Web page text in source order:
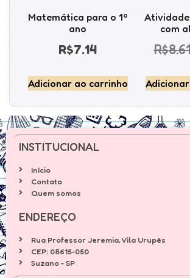
Matemática para o 1º
ano
R$7.14
Adicionar ao carrinho
com
R$
INSTITUCIONAL
Início
Contato
Quem somos
ENDEREÇO
Rua Professor Jeremia, Vila Urupês
CEP: 08615-050
Suzano - SP